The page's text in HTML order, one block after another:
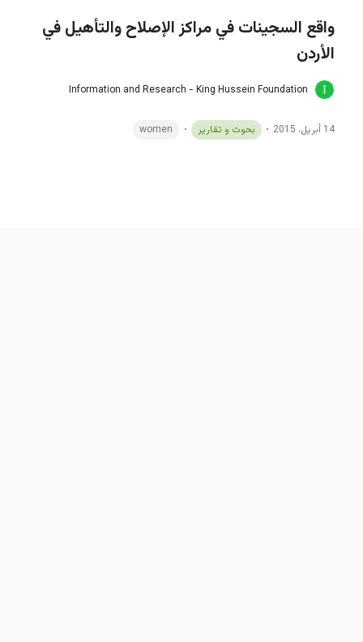
واقع السجينات في مراكز الإصلاح والتأهيل في
الأردن
Information and Research - King Hussein Foundation
14 أبريل، 2015 بحوث و تقارير women